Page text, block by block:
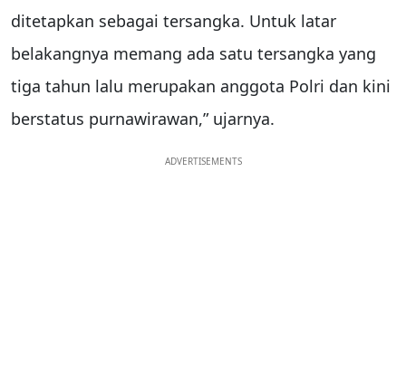
ditetapkan sebagai tersangka. Untuk latar
belakangnya memang ada satu tersangka yang
tiga tahun lalu merupakan anggota Polri dan kini
berstatus purnawirawan,” ujarnya.
ADVERTISEMENTS